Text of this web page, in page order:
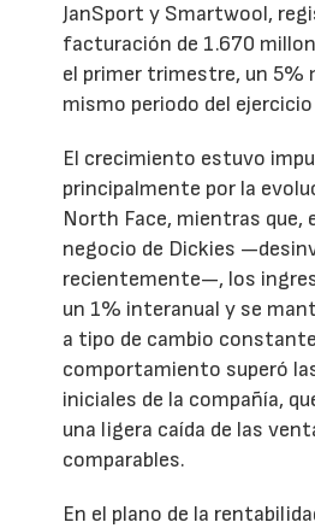
JanSport y Smartwool,
facturación de 1.670
el primer trimestre, un 5%
mismo periodo del
El crecimiento estuvo
principalmente por la
North Face, mientras que,
negocio de Dickies
recientemente—, los
un 1% interanual y se
a tipo de cambio
comportamiento superó
iniciales de la compañía,
una ligera caída de las
comparables.
En el plano de la